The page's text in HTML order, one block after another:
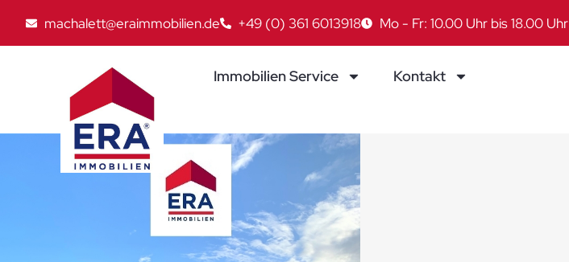
machalett@eraimmobilien.de +49 (0) 361 6013918 Mo - Fr: 10.00 Uhr bis 18.00 Uhr
Immobilien Service Kontakt